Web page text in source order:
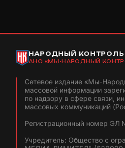
НАРОДНЫЙ КОНТРОЛЬ
АНО «МЫ-НАРОДНЫЙ
Сетевое издание «Мы-
массовой информации
по надзору в сфере связи,
массовых коммуникаций
Регистрационный номер
Учредитель: Общество с